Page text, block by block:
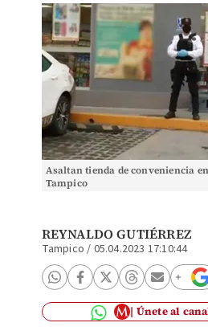
Asaltan tienda de conveniencia
Tampico
REYNALDO GUTIÉRREZ
Tampico / 05.04.2023 17:10:44
Únete al